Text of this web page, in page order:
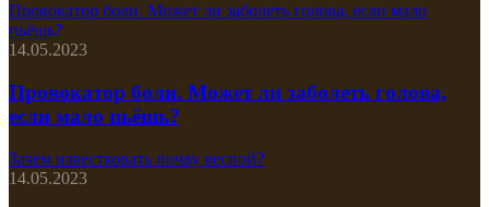
Провокатор боли. Может ли заболеть голова, если мало
пьёшь?
14.05.2023
Провокатор боли. Может ли заболеть голова,
если мало пьёшь?
Зачем известковать почву весной?
14.05.2023